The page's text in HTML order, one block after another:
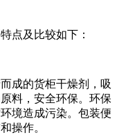
及比较如下：
成的货柜干燥剂，吸
料，安全环保。环保
境造成污染。包装便
操作。